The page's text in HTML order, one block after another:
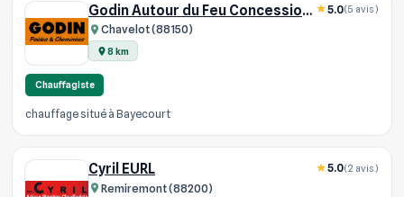
Godin Autour du Feu Concessionnaire
Chavelot (88150)
8 km
5.0(5 avis)
Chauffagiste
chauffage situé à Bayecourt
Cyril EURL
Remiremont (88200)
5.0(2 avis)